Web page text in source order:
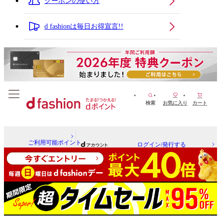
d fashionは毎日お得宣言!!
検索 お気に入り カート
ご利用可能ポイント ログイン/発行する